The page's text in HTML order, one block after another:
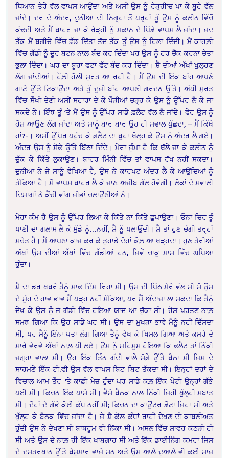
ਧਿਆਨ ਤੇਰੇ ਵੱਲ ਵਾਪਸ ਆਉਂਦਾ ਅਤੇ ਅਸੀਂ ਉਸ ਨੂੰ ਰੇੜ੍ਹੀ’ਚ ਪਾ ਕੇ ਬੂਹੇ ਵੱਲ
ਜਾਂਦੇ। ਦਰ ਦੇ ਅੰਦਰ, ਦੁਨੀਆ ਦੀ ਨਿਗ੍ਹਾ ਤੋਂ ਪਰ੍ਹਾਂ ਤੂੰ ਉਸ ਨੂੰ ਕਲੀਨ ਵਿੱਚੋਂ
ਕੱਢਦੀ ਅਤੇ ਮੈਂ ਬਾਹਰ ਜਾ ਕੇ ਰੇੜ੍ਹੀ ਨੂੰ ਮਕਾਨ ਦੇ ਪਿੱਛੇ ਵਾਪਸ ਲੈ ਜਾਂਦਾ। ਜਦ
ਤੱਕ ਮੈਂ ਬਗੀਚੇ ਵਿੱਚ ਛੱਡ ਦਿੱਤਾ ਤੱਦ ਤੱਕ ਤੂੰ ਉਸ ਨੂੰ ਹਿਲਾ ਦਿੰਦੀ। ਮੈਂ ਕਾਹਲ਼ੀ
ਵਿੱਚ ਗੱਡੀ ਨੂੰ ਦੂਰੋ ਬਟਨ ਨਾਲ਼ ਬੰਦ ਕਰ ਦਿੰਦਾ ਪਰ ਉਸ ਨੂੰ ਹੋਰ ਚੈੱਕ ਕਰਨਾ ਚੇਤਾ
ਭੁਲਾ ਦਿੰਦਾ। ਘਰ ਦਾ ਬੂਹਾ ਫਟਾ ਫੱਟ ਬੰਦ ਕਰ ਦਿੰਦਾ। ਸ਼ੈ ਦੀਆਂ ਅੱਖਾਂ ਖੁਲ਼੍ਹਣ
ਲੱਗ ਜਾਂਦੀਆਂ। ਹੌਲ਼ੀ ਹੌਲ਼ੀ ਸੁਰਤ ਆ ਰਹੀ ਹੈ। ਮੈਂ ਉਸ ਦੀ ਇੱਕ ਬਾਂਹ ਆਪਣੇ
ਗਾਟੇ ਉੱਤੇ ਟਿਕਾਉਂਦਾ ਅਤੇ ਤੂੰ ਦੂਜੀ ਬਾਂਹ ਆਪਣੀ ਗਰਦਨ ਉੱਤੇ। ਅੱਧੀ ਸੁਰਤ
ਵਿੱਚ ਸੌਖੀ ਦੇਣੀ ਅਸੀਂ ਸਹਾਰਾ ਦੇ ਕੇ ਪੌੜੀਆਂ ਚੜ੍ਹ ਕੇ ਉਸ ਨੂੰ ਉੱਪਰ ਲੈ ਕੇ ਜਾ
ਸਕਦੇ ਨੇ। ਇੰਝ ਤੂੰ ’ਤੇ ਮੈਂ ਉਸ ਨੂੰ ਉੱਪਰ ਸਾਡੇ ਫ਼ਲੈਟ ਵੱਲ ਲੈ ਜਾਂਦੇ। ਫੇਰ ਉਸ ਨੂੰ
ਹੋਸ਼ ਆਉਣ ਲੱਗ ਜਾਂਦਾ ਅਤੇ ਸਾਨੂੰ ਬਾਰ ਬਾਰ ਉਹ ਹੀ ਸਵਾਲ ਪੁੱਛਦਾ, – ਮੈਂ ਕਿੱਥੇ
ਹਾਂ?-। ਅਸੀਂ ਉੱਪਰ ਪਹੁੰਚ ਕੇ ਫ਼ਲੈਟ ਦਾ ਬੂਹਾ ਖੋਲ੍ਹ ਕੇ ਉਸ ਨੂੰ ਅੰਦਰ ਲੈ ਗਏ।
ਅੰਦਰ ਉਸ ਨੂੰ ਸੋਫ਼ੇ ਉੱਤੇ ਬਿੱਠਾ ਦਿੰਦੇ। ਮੇਰਾ ਜੁੰਮਾ ਹੈ ਕਿ ਥੱਲੇ ਜਾ ਕੇ ਕਲੀਨ ਨੂੰ
ਚੁੱਕ ਕੇ ਕਿੱਤੇ ਲੁਕਾਉਣ। ਬਾਹਰ ਮਿੰਨੀ ਵਿੱਚ ਤਾਂ ਵਾਪਸ ਰੱਖ ਨਹੀਂ ਸਕਦਾ।
ਦੁਨੀਆ ਨੇ ਜੇ ਸਾਨੂੰ ਵੇਖਿਆ ਹੈ, ਉਸ ਨੇ ਕਾਰਪਟ ਅੰਦਰ ਲੈ ਕੇ ਆਉਂਦਿਆਂ ਨੂੰ
ਤੱਕਿਆ ਹੈ। ਸੋ ਵਾਪਸ ਬਾਹਰ ਲੈ ਕੇ ਜਾਣ ਅਜੀਬ ਗੱਲ ਹੋਵੇਗੀ। ਲੋਕਾਂ ਦੇ ਸਵਾਲੀ
ਦਿਮਾਗਾਂ ਨੇ ਕੈਂਚੀ ਵਾਂਗ ਜੀਭਾਂ ਚਲਾਉਂਣੀਆਂ ਨੇ।
ਮੇਰਾ ਕੰਮ ਹੈ ਉਸ ਨੂੰ ਉੱਪਰ ਲਿਆ ਕੇ ਕਿੱਤੇ ਨਾ ਕਿੱਤੇ ਛੁਪਾਉਣਾ। ਓਨਾ ਚਿਰ ਤੂੰ
ਪਾਣੀ ਦਾ ਗਲਾਸ ਲੈ ਕੇ ਮੁੰਡੇ ਨੂੰ…ਨਹੀਂ, ਸ਼ੈ ਨੂੰ ਪਲਾਉਂਦੀ। ਸ਼ੈ ਤਾਂ ਹੁਣ ਚੰਗੀ ਤਰ੍ਹਾਂ
ਸਚੇਤ ਹੈ। ਮੈਂ ਆਪਣਾ ਕਾਜ ਕਰ ਕੇ ਤੁਹਾਡੇ ਦੋਹਾਂ ਕੋਲ਼ ਆ ਖੜ੍ਹਦਾ। ਹੁਣ ਤੇਰੀਆਂ
ਅੱਖਾਂ ਉਸ ਦੀਆਂ ਅੱਖਾਂ ਵਿੱਚ ਗੱਡੀਆਂ ਹਨ, ਜਿਵੇਂ ਚਾਕੂ ਮਾਸ ਵਿੱਚ ਘੋਪਿਆ
ਹੁੰਦਾ।
ਸ਼ੈ ਦਾ ਡਰ ਖਬਰੇ ਤੈਨੂੰ ਸਾਫ਼ ਦਿੱਸ ਰਿਹਾ ਸੀ। ਉਸ ਦੀ ਪਿੱਠ ਮੇਰੇ ਵੱਲ ਸੀ ਸੋ ਉਸ
ਦੇ ਮੂੰਹ ਦੇ ਹਾਵ ਭਾਵ ਮੈਂ ਪੜ੍ਹ ਨਹੀਂ ਸੱਕਿਆ, ਪਰ ਮੈਂ ਅੰਦਾਜ਼ਾ ਲਾ ਸਕਦਾ ਕਿ ਤੈਨੂੰ
ਦੇਖ ਕੇ ਉਸ ਨੂੰ ਜੋ ਗੱਡੀ ਵਿੱਚ ਹੋਇਆ ਯਾਦ ਆ ਚੁੱਕਾ ਸੀ। ਹੋਸ਼ ਪਰਤਣ ਨਾਲ਼
ਸਮਝ ਗਿਆ ਕਿ ਉਹ ਸਾਡੇ ਘਰ ਸੀ। ਉਸ ਦਾ ਮੁਖੜਾ ਭਾਵੇ ਮੈਨੂੰ ਨਹੀਂ ਦਿੱਸਦਾ
ਸੀ, ਪਰ ਮੈਨੂੰ ਇੰਨਾ ਪਤਾ ਲੱਗ ਗਿਆ ਤੈਨੂੰ ਵੇਖ ਕੇ ਖਿਸਲ ਗਿਆ ਅਤੇ ਕਮਰੇ ਦੇ
ਸਾਰੇ ਵੇਰਵੇ ਅੱਖਾਂ ਨਾਲ਼ ਪੀ ਲਏ। ਉਸ ਨੂੰ ਮਹਿਸੂਸ ਹੋਇਆ ਕਿ ਫ਼ਲੈਟ ਤਾਂ ਨਿੱਕੀ
ਜਗ੍ਹਾ ਵਾਲਾ ਸੀ। ਉਹ ਇੱਕ ਤਿੰਨ ਗੱਦੀ ਵਾਲੇ ਸੋਫ਼ੇ ਉੱਤੇ ਬੈਠਾ ਸੀ ਜਿਸ ਦੇ
ਸਾਹਮਣੇ ਇੱਕ ਟੀ.ਵੀ ਉਸ ਵੱਲ ਵਾਪਸ ਬਿਟ ਬਿਟ ਤੱਕਦਾ ਸੀ। ਇਨ੍ਹਾਂ ਦੋਹਾਂ ਦੇ
ਵਿਚਾਲ ਆਮ ਤੌਰ ‘ਤੇ ਕਾਫ਼ੀ ਮੇਜ਼ ਹੁੰਦਾ ਪਰ ਸਾਡੇ ਕੋਲ਼ ਇੱਕ ਪੇਟੀ ਉਨ੍ਹਾਂ ਗੱਭੇ
ਪਈ ਸੀ। ਕਿਚਨ ਇੱਕ ਪਾਸੇ ਸੀ। ਵੈਸੇ ਬੈਠਕ ਨਾਲ਼ ਨਿੱਕੀ ਜਿਹੀ ਖੁੱਲ੍ਹੀ ਸਬਾਤ
ਸੀ। ਦੋਹਾਂ ਦੇ ਗੱਭੇ ਕੋਈ ਕੰਧ ਨਹੀਂ ਸੀ; ਕਿਚਨ ਦਾ ਕਾਊਂਟਰ ਛੋਟਾ ਜਿਹਾ ਸੀ ਅਤੇ
ਖੁੱਲ੍ਹ ਕੇ ਬੈਠਕ ਵਿੱਚ ਜਾਂਦਾ ਹੈ। ਜੇ ਸ਼ੈ ਕੋਲ਼ ਕੰਧਾਂ ਰਾਹੀਂ ਦੇਖਣ ਦੀ ਕਾਬਲੀਅਤ
ਹੁੰਦੀ ਉਸ ਨੇ ਦੇਖਣਾ ਸੀ ਬਾਥਰੂਮ ਵੀ ਨਿੱਕਾ ਸੀ। ਅਸਲ ਵਿੱਚ ਸ਼ਾਵਰ ਕੋਠੜੀ ਹੀ
ਸੀ ਅਤੇ ਉਸ ਦੇ ਨਾਲ਼ ਹੀ ਇੱਕ ਖਾਬਗਾਹ ਸੀ ਅਤੇ ਇੱਕ ਡਾਈਨਿੰਗ ਕਮਰਾ ਜਿਸ
ਦੇ ਦਸਤਰਖਾਨ ਉੱਤੇ ਬੇਸ਼ੁਮਾਰ ਵਾਜੇ ਸਨ ਅਤੇ ਉਸ ਆਲ਼ੇ ਦੁਆਲ਼ੇ ਵੀ ਕਈ ਸਾਜ਼